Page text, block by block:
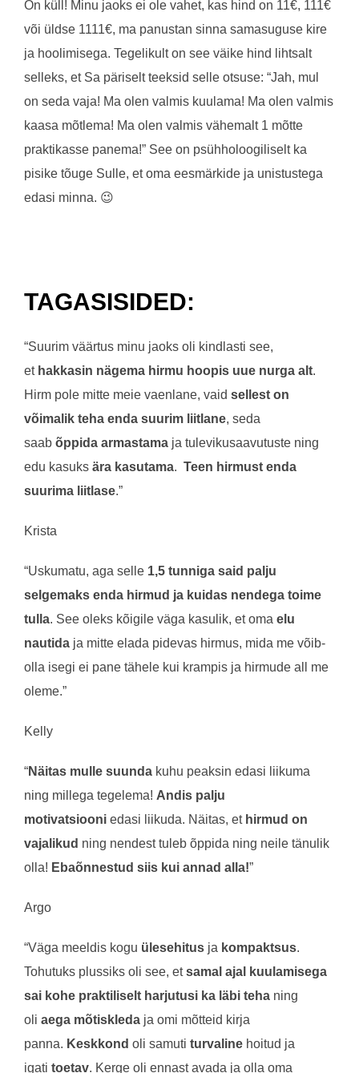
On küll! Minu jaoks ei ole vahet, kas hind on 11€, 111€
või üldse 1111€, ma panustan sinna samasuguse kire
ja hoolimisega. Tegelikult on see väike hind lihtsalt
selleks, et Sa päriselt teeksid selle otsuse: “Jah, mul
on seda vaja! Ma olen valmis kuulama! Ma olen valmis
kaasa mõtlema! Ma olen valmis vähemalt 1 mõtte
praktikasse panema!” See on psühholoogiliselt ka
pisike tõuge Sulle, et oma eesmärkide ja unistustega
edasi minna. 😉
TAGASISIDED:
“Suurim väärtus minu jaoks oli kindlasti see,
et hakkasin nägema hirmu hoopis uue nurga alt.
Hirm pole mitte meie vaenlane, vaid sellest on
võimalik teha enda suurim liitlane, seda
saab õppida armastama ja tulevikusaavutuste ning
edu kasuks ära kasutama. Teen hirmust enda
suurima liitlase.”
Krista
“Uskumatu, aga selle 1,5 tunniga said palju
selgemaks enda hirmud ja kuidas nendega toime
tulla. See oleks kõigile väga kasulik, et oma elu
nautida ja mitte elada pidevas hirmus, mida me võib-
olla isegi ei pane tähele kui krampis ja hirmude all me
oleme.”
Kelly
“Näitas mulle suunda kuhu peaksin edasi liikuma
ning millega tegelema! Andis palju
motivatsiooni edasi liikuda. Näitas, et hirmud on
vajalikud ning nendest tuleb õppida ning neile tänulik
olla! Ebaõnnestud siis kui annad alla!”
Argo
“Väga meeldis kogu ülesehitus ja kompaktsus.
Tohutuks plussiks oli see, etsamal ajal kuulamisega
sai kohe praktiliselt harjutusi ka läbi teha ning
oli aega mõtiskleda ja omi mõtteid kirja
panna. Keskkond oli samuti turvaline hoitud ja
igati toetav. Kerge oli ennast avada ja olla oma